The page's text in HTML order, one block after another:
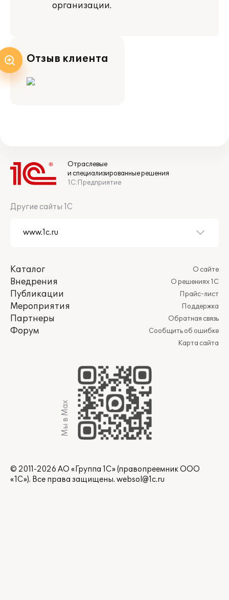
организации.
Отзыв клиента
Отраслевые
и специализированные решения
1С:Предприятие
Другие сайты 1С
Каталог
Внедрения
Публикации
Мероприятия
Партнеры
Форум
О сайте
О решениях 1С
Прайс-лист
Поддержка
Обратная связь
Сообщить об ошибке
Карта сайта
Мы в Max
© 2011-2026 АО «Группа 1С» (правопреемник ООО
«1С»). Все права защищены. websol@1c.ru